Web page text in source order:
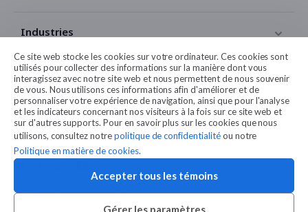
Ce site web stocke les cookies sur votre ordinateur. Ces cookies sont
utilisés pour collecter des informations sur la manière dont vous
interagissez avec notre site web et nous permettent de nous souvenir
de vous. Nous utilisons ces informations afin d'améliorer et de
personnaliser votre expérience de navigation, ainsi que pour l'analyse
et les indicateurs concernant nos visiteurs à la fois sur ce site web et
sur d'autres supports. Pour en savoir plus sur les cookies que nous
utilisons, consultez notrepolitique de confidentialitéou notre
Politique en matière de cookies.
Gérer les paramètres
Accepter tous les témoins
Industries
Contact
Légales
© 2026 Entreprises Amilia Inc.
Fièrement conçu à Montréal